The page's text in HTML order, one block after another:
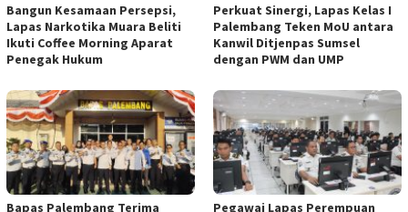
Bangun Kesamaan Persepsi,
Lapas Narkotika Muara Beliti
Ikuti Coffee Morning Aparat
Penegak Hukum
Perkuat Sinergi, Lapas Kelas I
Palembang Teken MoU antara
Kanwil Ditjenpas Sumsel
dengan PWM dan UMP
Bapas Palembang Terima
Pegawai Lapas Perempuan